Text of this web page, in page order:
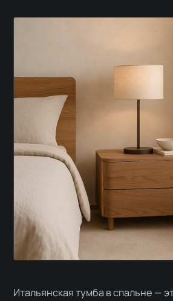
Итальянская тумба в спальне —